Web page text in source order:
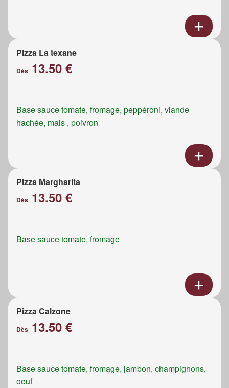
Pizza La texane
Dès 13.50 €
Base sauce tomate, fromage, peppéroni, viande
hachée, mais , poivron
Pizza Margharita
Dès 13.50 €
Base sauce tomate, fromage
Pizza Calzone
Dès 13.50 €
Base sauce tomate, fromage, jambon, champignons,
oeuf